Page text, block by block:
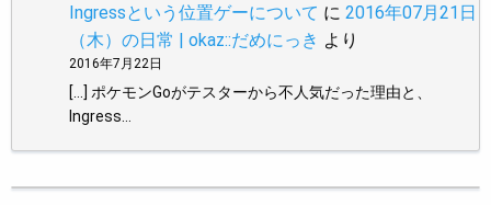
Ingressという位置ゲーについて に 2016年07月21日
（木）の日常 | okaz::だめにっき より
2016年7月22日
[…] ポケモンGoがテスターから不人気だった理由と、
Ingress…